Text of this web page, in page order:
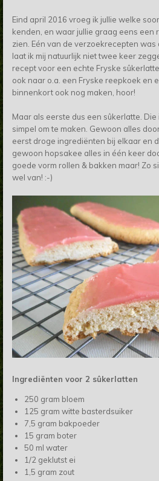
Eind april 2016 vroeg ik jullie welke
kenden, en waar jullie graag eens een
zien. Eén van de verzoekrecepten
laat ik mij natuurlijk niet twee keer
recept voor een echte Fryske
ook naar o.a. een Fryske reepkoek en
binnenkort ook nog maken, hoor!
Maar als eerste dus een sûkerlatte.
simpel om te maken. Gewoon alles
eerst droge ingrediënten bij elkaar en
gewoon hopsakee alles in één keer
goede vorm rollen & bakken maar! Zo
wel van! :-)
Ingrediënten voor 2 sûkerlatten
250 gram bloem
125 gram witte basterdsuiker
7,5 gram bakpoeder
15 gram boter
50 ml water
1/2 geklutst ei
1,5 gram zout